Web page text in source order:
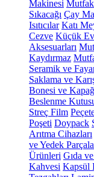
Makinesi
Sıkacağı Çay
Isıtıcılar Katı
Cezve Küçük Ev
Aksesuarları
Kaydırmaz
Seramik ve
Saklama ve
Bonesi ve
Beslenme
Streç Film
Poşeti Doypack
Arıtma Cihazları
ve Yedek
Ürünleri Gıda
Kahvesi Kapsül